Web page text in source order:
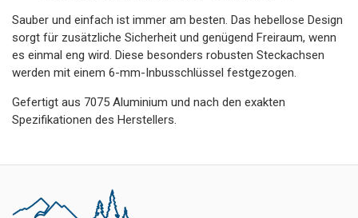
Sauber und einfach ist immer am besten. Das hebellose Design
sorgt für zusätzliche Sicherheit und genügend Freiraum, wenn
es einmal eng wird. Diese besonders robusten Steckachsen
werden mit einem 6-mm-Inbusschlüssel festgezogen.
Gefertigt aus 7075 Aluminium und nach den exakten
Spezifikationen des Herstellers.